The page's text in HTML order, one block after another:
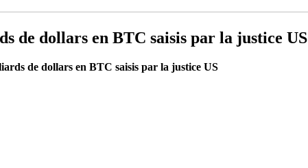
de dollars en BTC saisis par la justice US
de dollars en BTC saisis par la justice US